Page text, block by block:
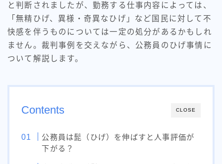
と判断されましたが、勤務する仕事内容によっては、
「無精ひげ、異様・奇異なひげ」など国民に対して不
快感を伴うものについては一定の処分があるかもしれ
ません。裁判事例を交えながら、公務員のひげ事情に
ついて解説します。
CLOSE
Contents
公務員は髭（ひげ）を伸ばすと人事評価が
下がる？